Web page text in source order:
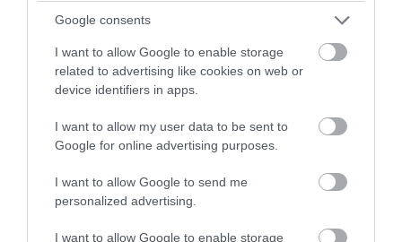
Google consents
I want to allow Google to enable storage
related to advertising like cookies on web or
device identifiers in apps.
I want to allow my user data to be sent to
Google for online advertising purposes.
I want to allow Google to send me
personalized advertising.
I want to allow Google to enable storage
PRONEWS.GR /GOOD LIFE
Αυτό το γνωρίζατε; – Πώς βγήκε η
φράση «ο μήνας έχει 9»;